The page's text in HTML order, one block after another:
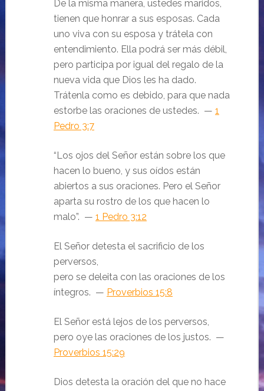
De la misma manera, ustedes maridos,
tienen que honrar a sus esposas. Cada
uno viva con su esposa y trátela con
entendimiento. Ella podrá ser más débil,
pero participa por igual del regalo de la
nueva vida que Dios les ha dado.
Trátenla como es debido, para que nada
estorbe las oraciones de ustedes. — 1
Pedro 3:7
“Los ojos del Señor están sobre los que
hacen lo bueno, y sus oídos están
abiertos a sus oraciones. Pero el Señor
aparta su rostro de los que hacen lo
malo”. — 1 Pedro 3:12
El Señor detesta el sacrificio de los
perversos,
pero se deleita con las oraciones de los
íntegros. — Proverbios 15:8
El Señor está lejos de los perversos,
pero oye las oraciones de los justos. —
Proverbios 15:29
Dios detesta la oración del que no hace